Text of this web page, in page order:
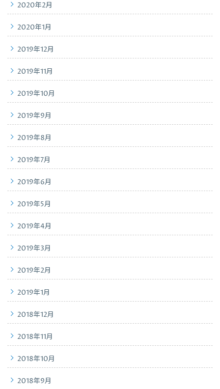
2020年2月
2020年1月
2019年12月
2019年11月
2019年10月
2019年9月
2019年8月
2019年7月
2019年6月
2019年5月
2019年4月
2019年3月
2019年2月
2019年1月
2018年12月
2018年11月
2018年10月
2018年9月